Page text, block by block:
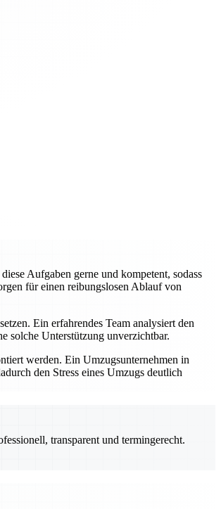
Aufgaben gerne und kompetent, sodass
für einen reibungslosen Ablauf von
Ein erfahrendes Team analysiert den
solche Unterstützung unverzichtbar.
werden. Ein Umzugsunternehmen in
den Stress eines Umzugs deutlich
transparent und termingerecht.